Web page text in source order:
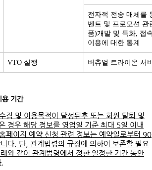
전자적 전송 매체를
벤트 및 프로모션 관
품)개발 및 특화, 접
이용에 대한 통계
VTO 실행 버츄얼 트라이온 서
용 기간
집 및 이용목적이 달성된후 또는 회원 탈퇴 및
경우 해당 정보를 영업일 기준 최대 5일 이내
페이지 예약 신청 관련 정보는 예약일로부터 90
다. 단, 관계법령의 규정에 의하여 보존할 필요
와 같이 관계법령에서 정한 일정한 기간 동안